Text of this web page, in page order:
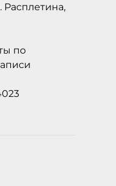
Расплетина,
по